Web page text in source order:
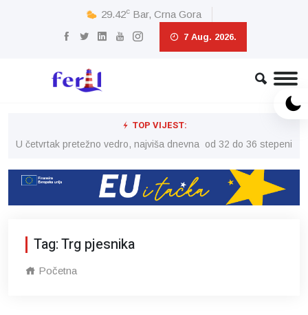
29.42c Bar, Crna Gora
7 Aug. 2026.
TOP VIJEST:
U četvrtak pretežno vedro, najviša dnevna od 32 do 36 stepeni
Tag: Trg pjesnika
Početna